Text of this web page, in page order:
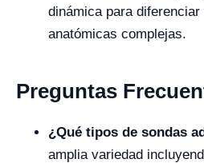
dinámica para
anatómicas complejas.
Preguntas
¿Qué tipos de sondas
amplia variedad